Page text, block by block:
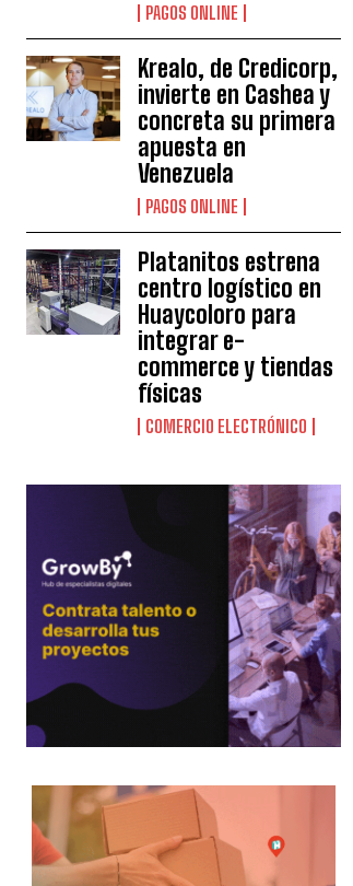
PAGOS ONLINE
Krealo, de Credicorp,
invierte en Cashea y
concreta su primera
apuesta en
Venezuela
PAGOS ONLINE
Platanitos estrena
centro logístico en
Huaycoloro para
integrar e-
commerce y tiendas
físicas
COMERCIO ELECTRÓNICO